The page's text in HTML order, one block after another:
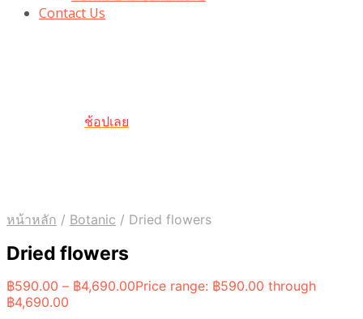
Contact Us
ช้อปเลย
หน้าหลัก / Botanic / Dried flowers
Dried flowers
฿590.00 – ฿4,690.00Price range: ฿590.00 through
฿4,690.00